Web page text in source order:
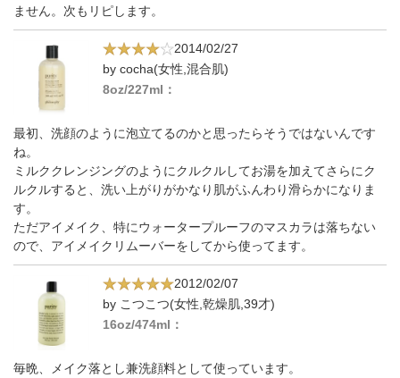
ません。次もリピします。
2014/02/27
by cocha(女性,混合肌)
8oz/227ml：
最初、洗顔のように泡立てるのかと思ったらそうではないんです
ね。
ミルククレンジングのようにクルクルしてお湯を加えてさらにク
ルクルすると、洗い上がりがかなり肌がふんわり滑らかになりま
す。
ただアイメイク、特にウォータープルーフのマスカラは落ちない
ので、アイメイクリムーバーをしてから使ってます。
2012/02/07
by こつこつ(女性,乾燥肌,39才)
16oz/474ml：
毎晩、メイク落とし兼洗顔料として使っています。